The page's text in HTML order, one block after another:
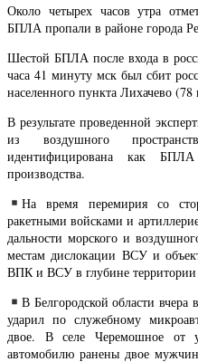
Около четырех часов утра
БПЛА пропали в районе города
Шестой БПЛА после входа в
часа 41 минуту мск был сбит
населенного пункта Лихачево
В результате проведенной
из воздушного
идентифицирована как
производства.
На время перемирия со
ракетными войсками и
дальности морского и
местам дислокации ВСУ и
ВПК и ВСУ в глубине
В Белгородской области вчера
ударил по служебному
двое. В селе Черемошное от
автомобилю ранены двое